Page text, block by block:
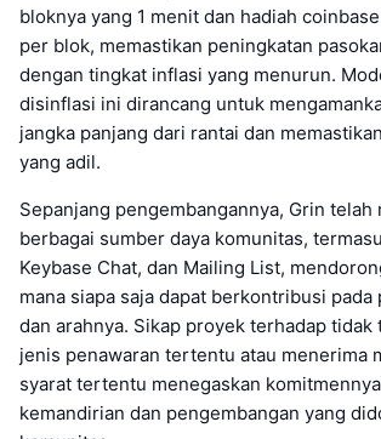
bloknya yang 1 menit dan hadiah
per blok, memastikan peningkatan
dengan tingkat inflasi yang menurun.
disinflasi ini dirancang untuk
jangka panjang dari rantai dan
yang adil.
Sepanjang pengembangannya, Grin telah
berbagai sumber daya komunitas,
Keybase Chat, dan Mailing List,
mana siapa saja dapat berkontribusi
dan arahnya. Sikap proyek terhadap tidak
jenis penawaran tertentu atau menerima
syarat tertentu menegaskan
kemandirian dan pengembangan yang